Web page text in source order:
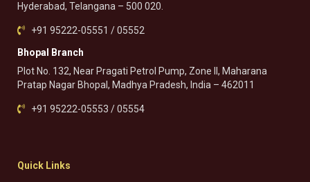
Hyderabad, Telangana – 500 020.
+91 95222-05551 / 05552
Bhopal Branch
Plot No. 132, Near Pragati Petrol Pump, Zone II, Maharana
Pratap Nagar Bhopal, Madhya Pradesh, India – 462011
+91 95222-05553 / 05554
Quick Links